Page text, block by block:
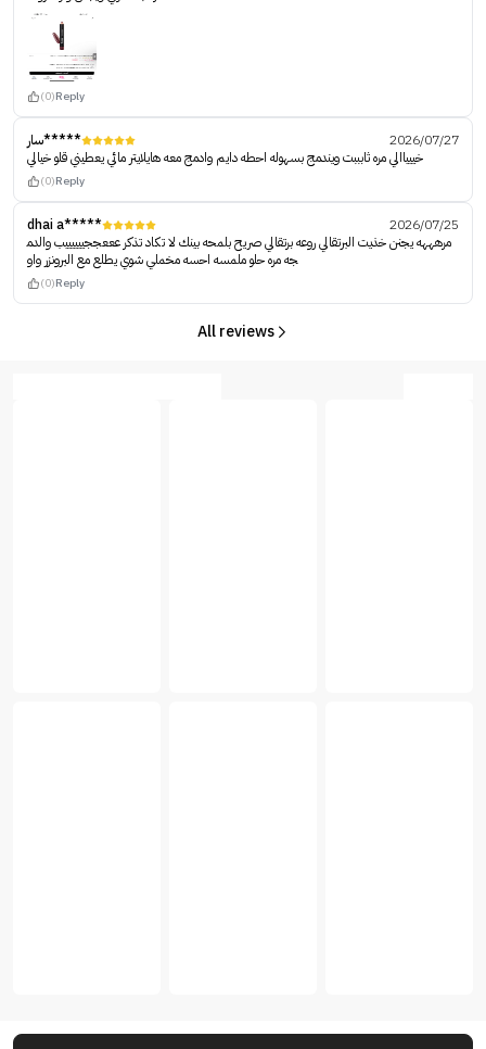
(0)Reply
سار*****
2026/07/27
خييياالي مره ثابببت ويندمج بسهوله احطه دايم وادمج معه هايلايتر مائي يعطيني قلو خيالي
(0)Reply
dhai a*****
2026/07/25
مرهههه يجنن خذيت البرتقالي روعه برتقالي صريح بلمحه بينك لا تكاد تذكر عععججييييييب والدم
جه مره حلو ملمسه احسه مخملي شوي يطلع مع البرونزر واو
(0)Reply
All reviews